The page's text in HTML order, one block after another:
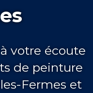
votre écoute
de peinture
Fermes et